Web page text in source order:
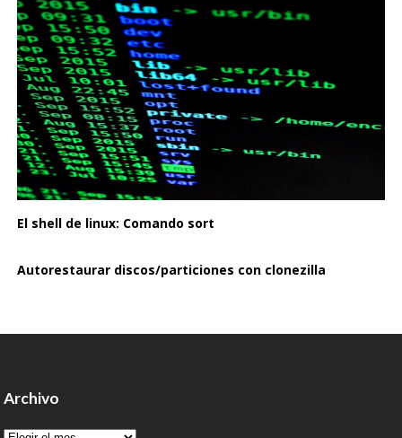
El shell de linux: Comando sort
Autorestaurar discos/particiones con clonezilla
Archivo